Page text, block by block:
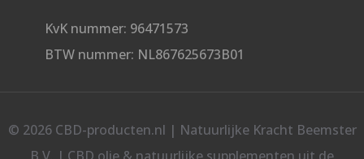
KvK nummer: 96471573
BTW nummer: NL867625673B01
© 2026 CBD-producten.nl | Natuurlijke Kracht Beemster